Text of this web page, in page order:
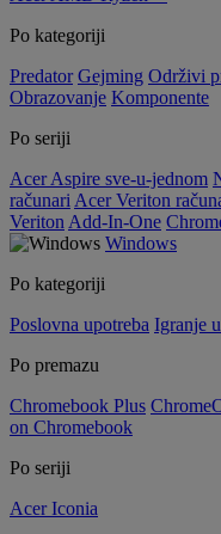
Po kategoriji
Predator Gejming Održivi
Obrazovanje Komponente
Po seriji
Acer Aspire sve-u-jednom
računari Acer Veriton
Veriton Add-In-One
Windows
Po kategoriji
Poslovna upotreba Igranje
Po premazu
Chromebook Plus
on Chromebook
Po seriji
Acer Iconia